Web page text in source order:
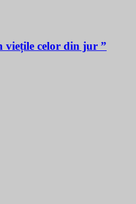
viețile celor din jur ”